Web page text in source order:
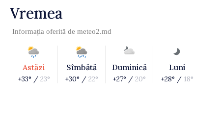
Vremea
Informația oferită de meteo2.md
Astăzi
+33° / 23°
Sîmbătă
+30° / 22°
Duminică
+27° / 20°
Luni
+28° / 18°